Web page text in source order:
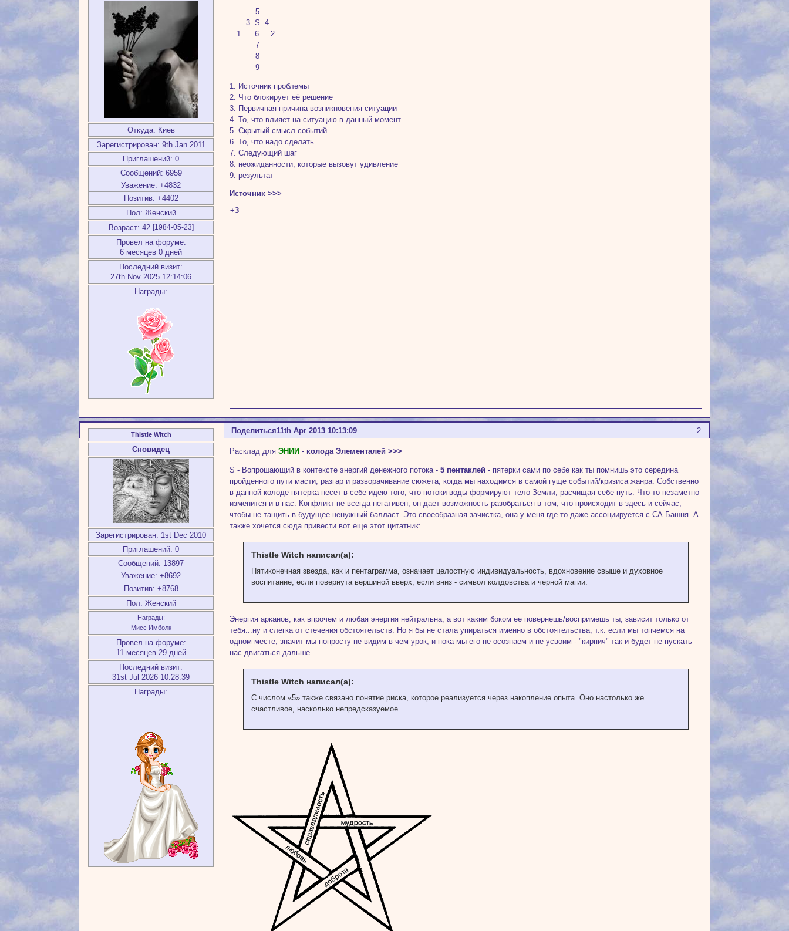
Откуда: Киев
Зарегистрирован: 9th Jan 2011
Приглашений: 0
Сообщений: 6959
Уважение: +4832
Позитив: +4402
Пол: Женский
Возраст: 42 [1984-05-23]
Провел на форуме:
6 месяцев 0 дней
Последний визит:
27th Nov 2025 12:14:06
Награды:
5
3 S 4
1 6 2
7
8
9
1. Источник проблемы
2. Что блокирует её решение
3. Первичная причина возникновения ситуации
4. То, что влияет на ситуацию в данный момент
5. Скрытый смысл событий
6. То, что надо сделать
7. Следующий шаг
8. неожиданности, которые вызовут удивление
9. результат
Источник >>>
+3
Поделиться 2
11th Apr 2013 10:13:09
Thistle Witch
Сновидец
Зарегистрирован: 1st Dec 2010
Приглашений: 0
Сообщений: 13897
Уважение: +8692
Позитив: +8768
Пол: Женский
Награды:
Мисс Имболк
Провел на форуме:
11 месяцев 29 дней
Последний визит:
31st Jul 2026 10:28:39
Награды:
Расклад дляЭНИИ - колода Элементалей >>>
S - Вопрошающий в контексте энергий денежного потока -5 пентаклей - пятерки сами по себе как ты помнишь это середина
пройденного пути масти, разгар и разворачивание сюжета, когда мы находимся в самой гуще событий/кризиса жанра. Собственно
в данной колоде пятерка несет в себе идею того, что потоки воды формируют тело Земли, расчищая себе путь. Что-то незаметно
изменится и в нас. Конфликт не всегда негативен, он дает возможность разобраться в том, что происходит в здесь и сейчас,
чтобы не тащить в будущее ненужный балласт. Это своеобразная зачистка, она у меня где-то даже ассоциируется с СА Башня. А
также хочется сюда привести вот еще этот цитатник:
Thistle Witch написал(а):
Пятиконечная звезда, как и пентаграмма, означает целостную индивидуальность, вдохновение свыше и духовное
воспитание, если повернута вершиной вверх; если вниз - символ колдовства и черной магии.
Энергия арканов, как впрочем и любая энергия нейтральна, а вот каким боком ее повернешь/воспримешь ты, зависит только от
тебя...ну и слегка от стечения обстоятельств. Но я бы не стала упираться именно в обстоятельства, т.к. если мы топчемся на
одном месте, значит мы попросту не видим в чем урок, и пока мы его не осознаем и не усвоим - "кирпич" так и будет не пускать
нас двигаться дальше.
Thistle Witch написал(а):
С числом «5» также связано понятие риска, которое реализуется через накопление опыта. Оно настолько же
счастливое, насколько непредсказуемое.